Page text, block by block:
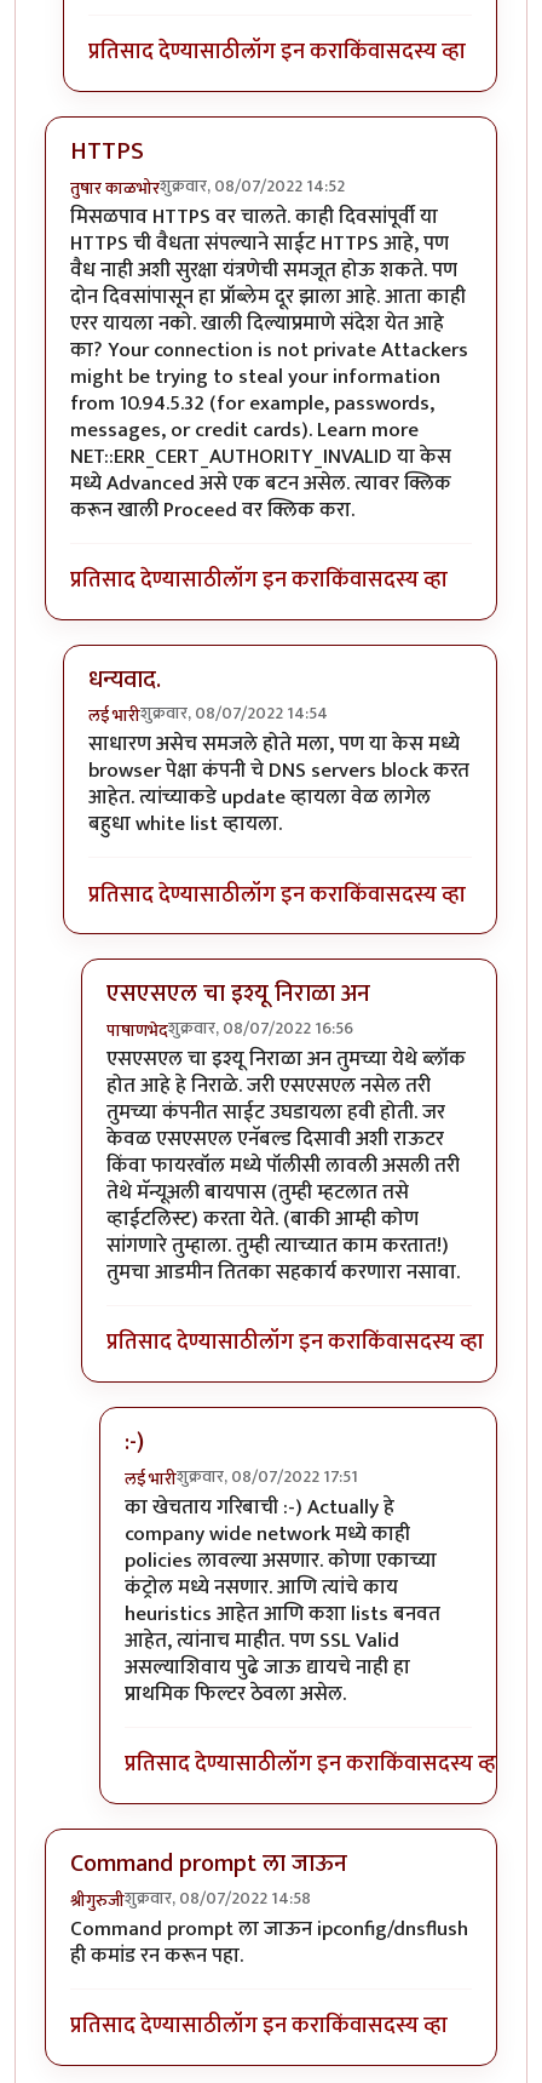
प्रतिसाद देण्यासाठीलॉग इन कराकिंवासदस्य व्हा
HTTPS
तुषार काळभोरशुक्रवार, 08/07/2022 14:52
मिसळपाव HTTPS वर चालते. काही दिवसांपूर्वी या
HTTPS ची वैधता संपल्याने साईट HTTPS आहे, पण
वैध नाही अशी सुरक्षा यंत्रणेची समजूत होऊ शकते. पण
दोन दिवसांपासून हा प्रॉब्लेम दूर झाला आहे. आता काही
एरर यायला नको. खाली दिल्याप्रमाणे संदेश येत आहे
का? Your connection is not private Attackers
might be trying to steal your information
from 10.94.5.32 (for example, passwords,
messages, or credit cards). Learn more
NET::ERR_CERT_AUTHORITY_INVALID या केस
मध्ये Advanced असे एक बटन असेल. त्यावर क्लिक
करून खाली Proceed वर क्लिक करा.
प्रतिसाद देण्यासाठीलॉग इन कराकिंवासदस्य व्हा
धन्यवाद.
लई भारीशुक्रवार, 08/07/2022 14:54
In reply toHTTPSbyतुषार काळभोर
साधारण असेच समजले होते मला, पण या केस मध्ये
browser पेक्षा कंपनी चे DNS servers block करत
आहेत. त्यांच्याकडे update व्हायला वेळ लागेल
बहुधा white list व्हायला.
प्रतिसाद देण्यासाठीलॉग इन कराकिंवासदस्य व्हा
एसएसएल चा इश्यू निराळा अन
पाषाणभेदशुक्रवार, 08/07/2022 16:56
In reply toधन्यवाद.byलई भारी
एसएसएल चा इश्यू निराळा अन तुमच्या येथे ब्लॉक
होत आहे हे निराळे. जरी एसएसएल नसेल तरी
तुमच्या कंपनीत साईट उघडायला हवी होती. जर
केवळ एसएसएल एनॅबल्ड दिसावी अशी राऊटर
किंवा फायरवॉल मध्ये पॉलीसी लावली असली तरी
तेथे मॅन्यूअली बायपास (तुम्ही म्हटलात तसे
व्हाईटलिस्ट) करता येते. (बाकी आम्ही कोण
सांगणारे तुम्हाला. तुम्ही त्याच्यात काम करतात!)
तुमचा आडमीन तितका सहकार्य करणारा नसावा.
प्रतिसाद देण्यासाठीलॉग इन कराकिंवासदस्य व्हा
:-)
लई भारीशुक्रवार, 08/07/2022 17:51
In reply toएसएसएल चा इश्यू निराळा अन
का खेचताय गरिबाची :-) Actually हे
company wide network मध्ये काही
policies लावल्या असणार. कोणा एकाच्या
कंट्रोल मध्ये नसणार. आणि त्यांचे काय
heuristics आहेत आणि कशा lists बनवत
आहेत, त्यांनाच माहीत. पण SSL Valid
असल्याशिवाय पुढे जाऊ द्यायचे नाही हा
प्राथमिक फिल्टर ठेवला असेल.
प्रतिसाद देण्यासाठीलॉग इन कराकिंवासदस्य व्हा
Command prompt ला जाऊन
श्रीगुरुजीशुक्रवार, 08/07/2022 14:58
Command prompt ला जाऊन ipconfig/dnsflush
ही कमांड रन करून पहा.
प्रतिसाद देण्यासाठीलॉग इन कराकिंवासदस्य व्हा